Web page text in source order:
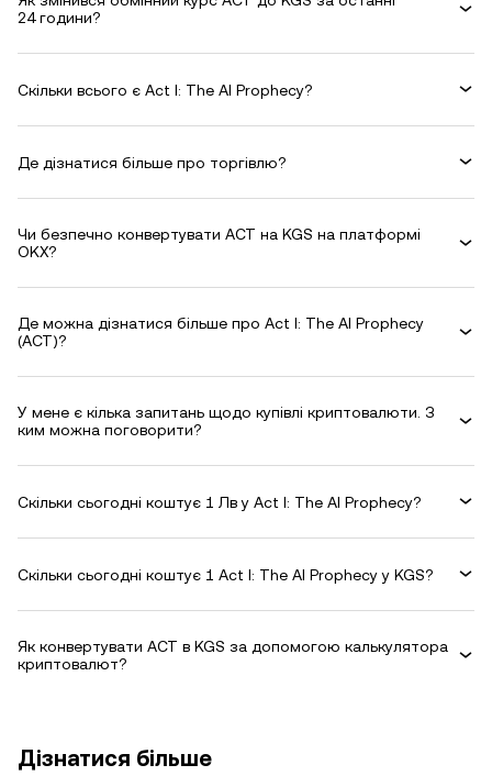
24 години?
Скільки всього є Act I: The AI Prophecy?
Де дізнатися більше про торгівлю?
Чи безпечно конвертувати ACT на KGS на платформі
OKX?
Де можна дізнатися більше про Act I: The AI Prophecy
(ACT)?
У мене є кілька запитань щодо купівлі криптовалюти. З
ким можна поговорити?
Скільки сьогодні коштує 1 Лв у Act I: The AI Prophecy?
Скільки сьогодні коштує 1 Act I: The AI Prophecy у KGS?
Як конвертувати ACT в KGS за допомогою калькулятора
криптовалют?
Дізнатися більше